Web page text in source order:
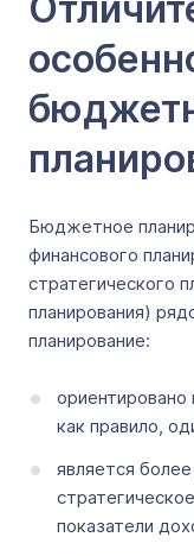
Бюджетное
финансового
стратегического
планирования)
планирование:
как правило,
является
показатели